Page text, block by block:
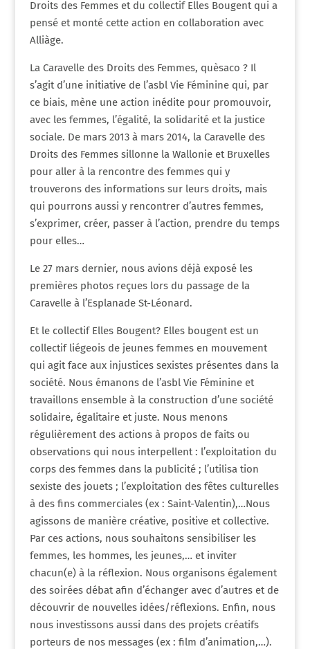
Droits des Femmes et du collectif Elles Bougent qui a
pensé et monté cette action en collaboration avec
Alliàge.
La Caravelle des Droits des Femmes, quèsaco ? Il
s’agit d’une initiative de l’asbl Vie Féminine qui, par
ce biais, mène une action inédite pour promouvoir,
avec les femmes, l’égalité, la solidarité et la justice
sociale. De mars 2013 à mars 2014, la Caravelle des
Droits des Femmes sillonne la Wallonie et Bruxelles
pour aller à la rencontre des femmes qui y
trouverons des informations sur leurs droits, mais
qui pourrons aussi y rencontrer d’autres femmes,
s’exprimer, créer, passer à l’action, prendre du temps
pour elles…
Le 27 mars dernier, nous avions déjà exposé les
premières photos reçues lors du passage de la
Caravelle à l’Esplanade St-Léonard.
Et le collectif Elles Bougent? Elles bougent est un
collectif liégeois de jeunes femmes en mouvement
qui agit face aux injustices sexistes présentes dans la
société. Nous émanons de l’asbl Vie Féminine et
travaillons ensemble à la construction d’une société
solidaire, égalitaire et juste. Nous menons
régulièrement des actions à propos de faits ou
observations qui nous interpellent : l’exploitation du
corps des femmes dans la publicité ; l’utilisa tion
sexiste des jouets ; l’exploitation des fêtes culturelles
à des fins commerciales (ex : Saint-Valentin),…Nous
agissons de manière créative, positive et collective.
Par ces actions, nous souhaitons sensibiliser les
femmes, les hommes, les jeunes,… et inviter
chacun(e) à la réflexion. Nous organisons également
des soirées débat afin d’échanger avec d’autres et de
découvrir de nouvelles idées/réflexions. Enfin, nous
nous investissons aussi dans des projets créatifs
porteurs de nos messages (ex : film d’animation,…).